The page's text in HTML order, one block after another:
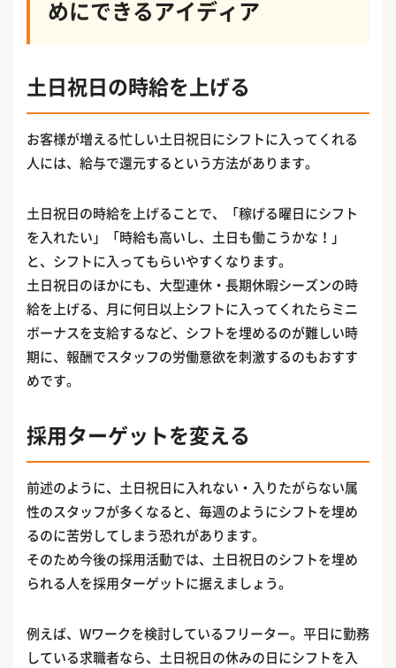
めにできるアイディア
土日祝日の時給を上げる
お客様が増える忙しい土日祝日にシフトに入ってくれる
人には、給与で還元するという方法があります。
土日祝日の時給を上げることで、「稼げる曜日にシフト
を入れたい」「時給も高いし、土日も働こうかな！」
と、シフトに入ってもらいやすくなります。
土日祝日のほかにも、大型連休・長期休暇シーズンの時
給を上げる、月に何日以上シフトに入ってくれたらミニ
ボーナスを支給するなど、シフトを埋めるのが難しい時
期に、報酬でスタッフの労働意欲を刺激するのもおすす
めです。
採用ターゲットを変える
前述のように、土日祝日に入れない・入りたがらない属
性のスタッフが多くなると、毎週のようにシフトを埋め
るのに苦労してしまう恐れがあります。
そのため今後の採用活動では、土日祝日のシフトを埋め
られる人を採用ターゲットに据えましょう。
例えば、Wワークを検討しているフリーター。平日に勤務
している求職者なら、土日祝日の休みの日にシフトを入